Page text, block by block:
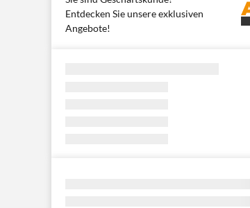
Entdecken Sie unsere exklusiven
Angebote!